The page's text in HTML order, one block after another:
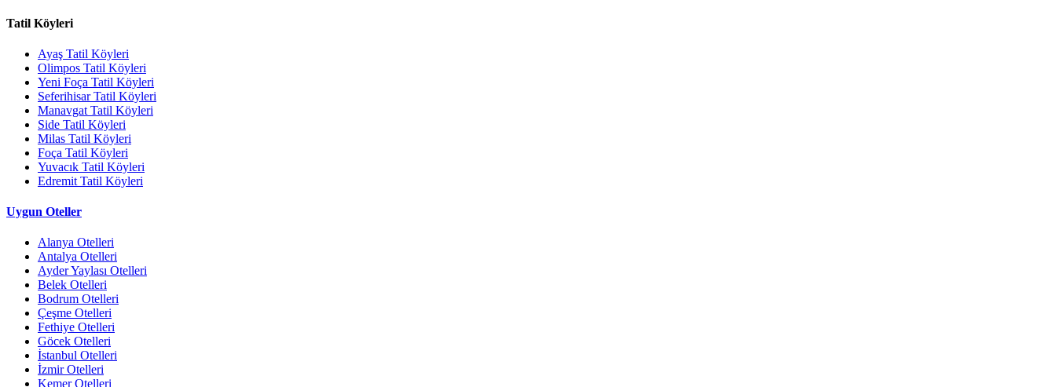
Tatil Köyleri
Ayaş Tatil Köyleri
Olimpos Tatil Köyleri
Yeni Foça Tatil Köyleri
Seferihisar Tatil Köyleri
Manavgat Tatil Köyleri
Side Tatil Köyleri
Milas Tatil Köyleri
Foça Tatil Köyleri
Yuvacık Tatil Köyleri
Edremit Tatil Köyleri
Uygun Oteller
Alanya Otelleri
Antalya Otelleri
Ayder Yaylası Otelleri
Belek Otelleri
Bodrum Otelleri
Çeşme Otelleri
Fethiye Otelleri
Göcek Otelleri
İstanbul Otelleri
İzmir Otelleri
Kemer Otelleri